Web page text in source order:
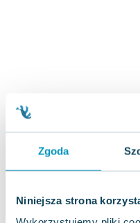
Zgoda
Niniejsza strona
Oscar Wilde
Maria Seweryn
Janina Zającówna